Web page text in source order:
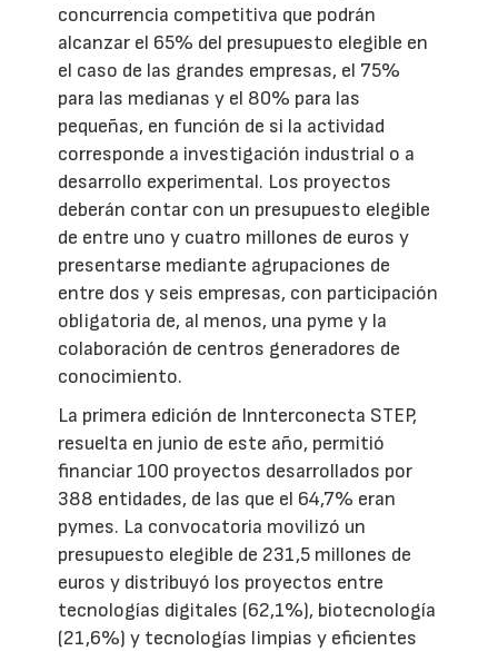
concurrencia competitiva que podrán
alcanzar el 65% del presupuesto elegible en
el caso de las grandes empresas, el 75%
para las medianas y el 80% para las
pequeñas, en función de si la actividad
corresponde a investigación industrial o a
desarrollo experimental. Los proyectos
deberán contar con un presupuesto elegible
de entre uno y cuatro millones de euros y
presentarse mediante agrupaciones de
entre dos y seis empresas, con participación
obligatoria de, al menos, una pyme y la
colaboración de centros generadores de
conocimiento.
La primera edición de Innterconecta STEP,
resuelta en junio de este año, permitió
financiar 100 proyectos desarrollados por
388 entidades, de las que el 64,7% eran
pymes. La convocatoria movilizó un
presupuesto elegible de 231,5 millones de
euros y distribuyó los proyectos entre
tecnologías digitales (62,1%), biotecnología
(21,6%) y tecnologías limpias y eficientes